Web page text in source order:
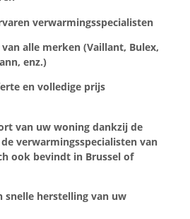
verwarmingsspecialisten
alle merken (Vaillant, Bulex,
enz.)
en volledige prijs
van uw woning dankzij de
verwarmingsspecialisten van
ook bevindt in Brussel of
snelle herstelling van uw